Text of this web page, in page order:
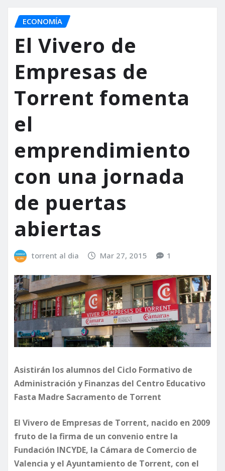
ECONOMÍA
El Vivero de
Empresas de
Torrent fomenta
el
emprendimiento
con una jornada
de puertas
abiertas
torrent al dia Mar 27, 2015 1
Asistirán los alumnos del Ciclo Formativo de
Administración y Finanzas del Centro Educativo
Fasta Madre Sacramento de Torrent
El Vivero de Empresas de Torrent, nacido en 2009
fruto de la firma de un convenio entre la
Fundación INCYDE, la Cámara de Comercio de
Valencia y el Ayuntamiento de Torrent, con el